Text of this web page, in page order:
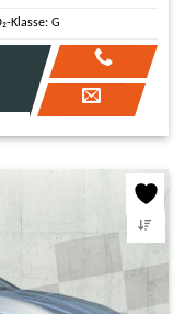
Klasse: G